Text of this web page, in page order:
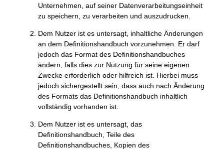
Unternehmen, auf seiner Datenverarbeitungseinheit
zu speichern, zu verarbeiten und auszudrucken.
Dem Nutzer ist es untersagt, inhaltliche Änderungen
an dem Definitionshandbuch vorzunehmen. Er darf
jedoch das Format des Definitionshandbuches
ändern, falls dies zur Nutzung für seine eigenen
Zwecke erforderlich oder hilfreich ist. Hierbei muss
jedoch sichergestellt sein, dass auch nach Änderung
des Formats das Definitionshandbuch inhaltlich
vollständig vorhanden ist.
Dem Nutzer ist es untersagt, das
Definitionshandbuch, Teile des
Definitionshandbuches, Kopien des